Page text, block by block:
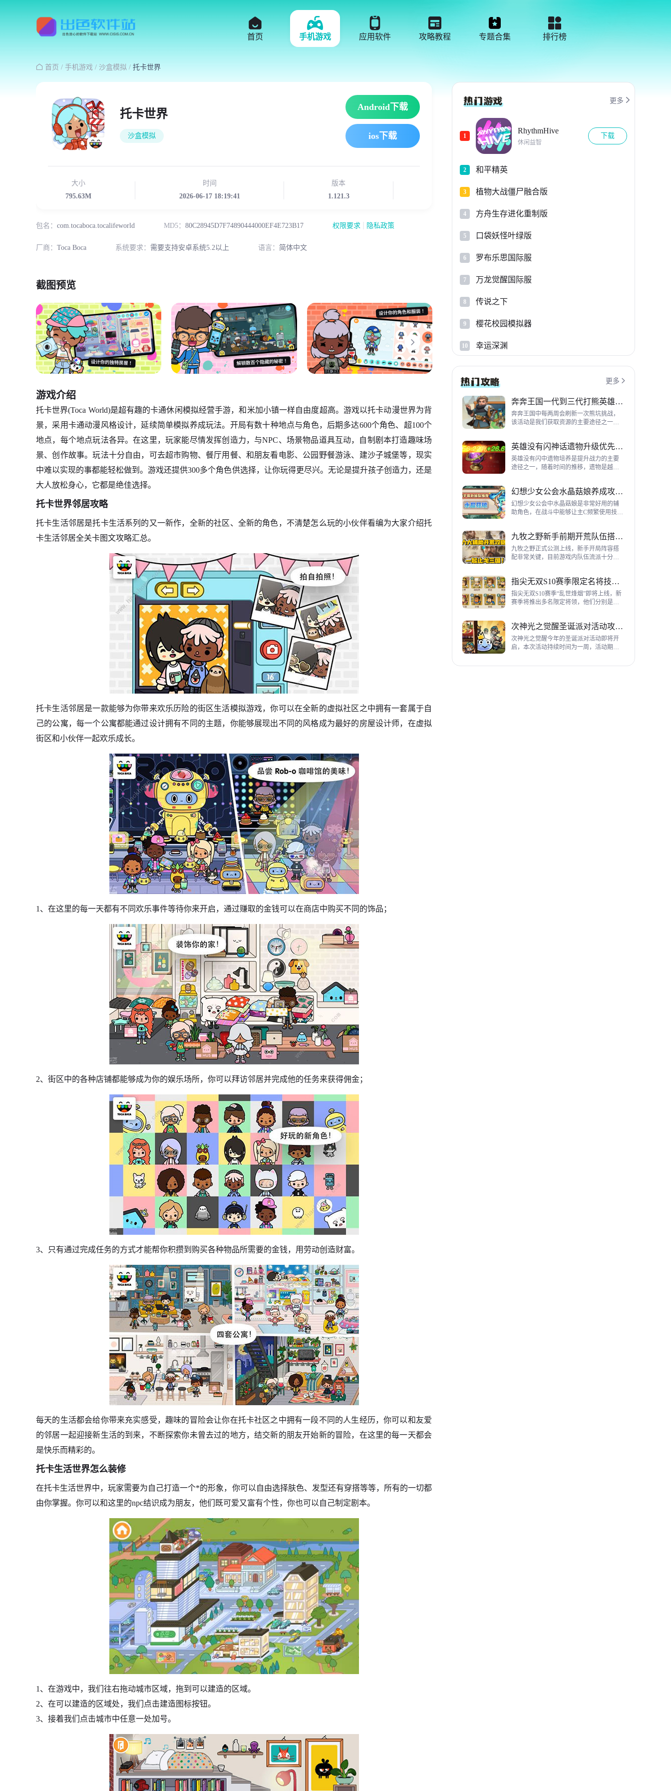
首页 手机游戏 应用软件 攻略教程 专题合集 排行榜
 首页 / 手机游戏 / 沙盒模拟 / 托卡世界
托卡世界
沙盒模拟
Android下载
ios下载
大小
795.63M
时间
2026-06-17 18:19:41
版本
1.121.3
包名： com.tocaboca.tocalifeworld MD5： 80C28945D7F74890444000EF4E723B17 权限要求 隐私政策
厂商： Toca Boca 系统要求： 需要支持安卓系统5.2以上 语言： 简体中文
截图预览
游戏介绍
托卡世界(Toca World)是超有趣的卡通休闲模拟经营手游，和米加小镇一样自由度超高。游戏以托卡动漫世界为背
景，采用卡通动漫风格设计，延续简单模拟养成玩法。开局有数十种地点与角色，后期多达600个角色、超100个
地点，每个地点玩法各异。在这里，玩家能尽情发挥创造力，与NPC、场景物品道具互动，自制剧本打造趣味场
景、创作故事。玩法十分自由，可去超市购物、餐厅用餐、和朋友看电影、公园野餐游泳、建沙子城堡等，现实
中难以实现的事都能轻松做到。游戏还提供300多个角色供选择，让你玩得更尽兴。无论是提升孩子创造力，还是
大人放松身心，它都是绝佳选择。
托卡世界邻居攻略
托卡生活邻居是托卡生活系列的又一新作，全新的社区、全新的角色，不清楚怎么玩的小伙伴看编为大家介绍托
卡生活邻居全关卡图文攻略汇总。
托卡生活邻居是一款能够为你带来欢乐历险的街区生活模拟游戏，你可以在全新的虚拟社区之中拥有一套属于自
己的公寓，每一个公寓都能通过设计拥有不同的主题，你能够展现出不同的风格成为最好的房屋设计师，在虚拟
街区和小伙伴一起欢乐成长。
1、在这里的每一天都有不同欢乐事件等待你来开启，通过赚取的金钱可以在商店中购买不同的饰品；
2、街区中的各种店铺都能够成为你的娱乐场所，你可以拜访邻居并完成他的任务来获得佣金；
3、只有通过完成任务的方式才能帮你积攒到购买各种物品所需要的金钱，用劳动创造财富。
每天的生活都会给你带来充实感受，趣味的冒险会让你在托卡社区之中拥有一段不同的人生经历，你可以和友爱
的邻居一起迎接新生活的到来，不断探索你未曾去过的地方，结交新的朋友开始新的冒险，在这里的每一天都会
是快乐而精彩的。
托卡生活世界怎么装修
在托卡生活世界中，玩家需要为自己打造一个*的形象，你可以自由选择肤色、发型还有穿搭等等，所有的一切都
由你掌握。你可以和这里的npc结识成为朋友，他们既可爱又富有个性，你也可以自己制定剧本。
1、在游戏中，我们往右拖动城市区域，拖到可以建造的区域。
2、在可以建造的区域处，我们点击建造图标按钮。
3、接着我们点击城市中任意一处加号。
更多 
1
RhythmHive
休闲益智
下载
2 和平精英
3 植物大战僵尸融合版
4 方舟生存进化重制版
5 口袋妖怪叶绿版
6 罗布乐思国际服
7 万龙觉醒国际服
8 传说之下
9 樱花校园模拟器
10 幸运深渊
更多 
奔奔王国一代到三代打熊英雄推荐
奔奔王国中每两周会刷新一次熊坑挑战，
该活动是我们获取资源的主要途径之一，
到三代打熊英雄选择建议，各位参考一
下。
英雄没有闪神话遗物升级优先级指南
英雄没有闪中遗物培养是提升战力的主要
途径之一，随着时间的推移，遗物是越来
神话遗物升级优先级建议。
幻想少女公会水晶菇娘养成攻略详解
幻想少女公会中水晶菇娘是非常好用的辅
助角色，在战斗中能够让主C频繁使用技
成全方位指南，大家来看看吧。
九牧之野新手前期开荒队伍搭配指南
九牧之野正式公测上线，新手开局阵容搭
配非常关键，目前游戏内队伍流派十分丰
前期开荒阵容搭配详细攻略。
指尖无双S10赛季限定名将技能一览
指尖无双S10赛季“乱世烽烟”即将上线，新
赛季将推出多名限定将领，他们分别是：
了解一下吧。
次神光之觉醒圣诞派对活动攻略指南
次神光之觉醒今年的圣诞派对活动即将开
启，本次活动持续时间为一周，活动期间
来提升活动等级领取对应奖励，下面为大